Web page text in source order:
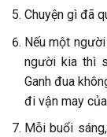
Chuyện gì đã
Nếu một
người kia thì
Ganh đua
đi vận may
Mỗi buổi